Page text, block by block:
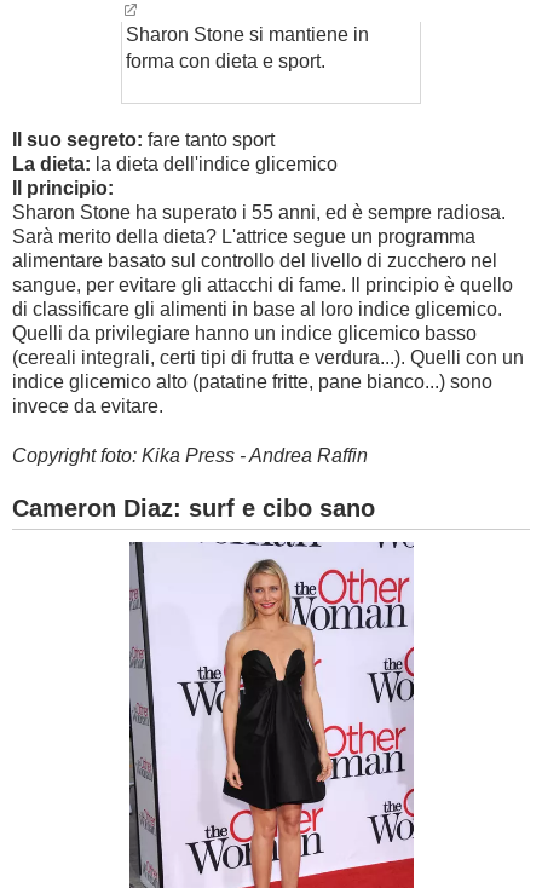
Sharon Stone si mantiene in
forma con dieta e sport.
Il suo segreto: fare tanto sport
La dieta: la dieta dell'indice glicemico
Il principio:
Sharon Stone ha superato i 55 anni, ed è sempre radiosa.
Sarà merito della dieta? L'attrice segue un programma
alimentare basato sul controllo del livello di zucchero nel
sangue, per evitare gli attacchi di fame. Il principio è quello
di classificare gli alimenti in base al loro indice glicemico.
Quelli da privilegiare hanno un indice glicemico basso
(cereali integrali, certi tipi di frutta e verdura...). Quelli con un
indice glicemico alto (patatine fritte, pane bianco...) sono
invece da evitare.
Copyright foto: Kika Press - Andrea Raffin
Cameron Diaz: surf e cibo sano